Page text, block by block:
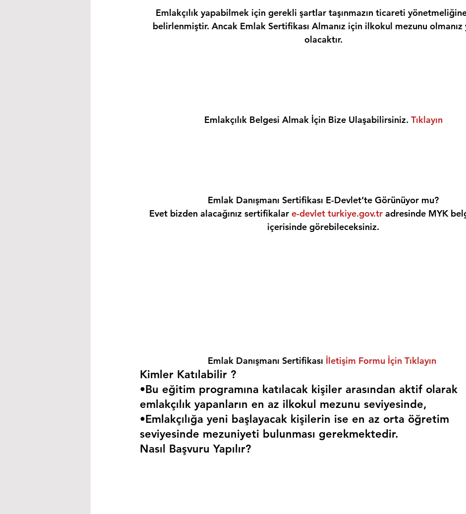
Emlakçılık yapabilmek için gerekli şartlar taşınmazın ticareti
belirlenmiştir. Ancak Emlak Sertifikası Almanız için ilkokul mezunu
olacaktır.
Emlakçılık Belgesi Almak İçin Bize Ulaşabilirsiniz. Tıklayın
Emlak Danışmanı Sertifikası E-Devlet’te Görünüyor mu?
Evet bizden alacağınız sertifikalar e-devlet turkiye.gov.tr adresinde MYK
içerisinde görebileceksiniz.
Emlak Danışmanı Sertifikası İletişim Formu İçin Tıklayın
Kimler Katılabilir ?
•Bu eğitim programına katılacak kişiler arasından aktif olarak
emlakçılık yapanların en az ilkokul mezunu seviyesinde,
•Emlakçılığa yeni başlayacak kişilerin ise en az orta öğretim
seviyesinde mezuniyeti bulunması gerekmektedir.
Nasıl Başvuru Yapılır?